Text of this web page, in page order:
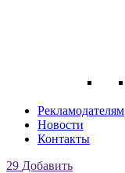
Рекламодателям
Новости
Контакты
29 Добавить